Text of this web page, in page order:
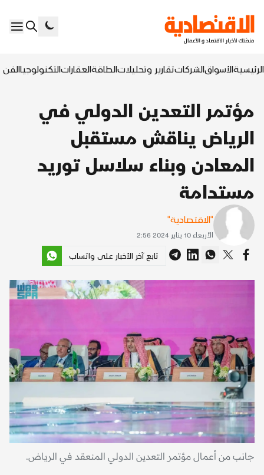
الرئيسيةالأسواقالشركاتتقارير وتحليلاتالطاقةالعقاراتالتكنولوجياالفن
مؤتمر التعدين الدولي في
الرياض يناقش مستقبل
المعادن وبناء سلاسل توريد
مستدامة
"الاقتصادية"
الأربعاء 10 يناير 2024 2:56
تابع آخر الأخبار على واتساب
جانب من أعمال مؤتمر التعدين الدولي المنعقد في الرياض.